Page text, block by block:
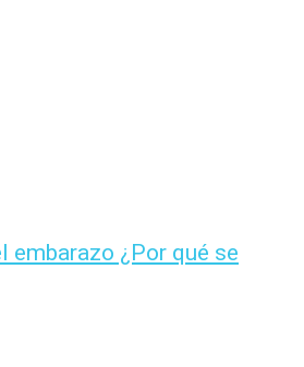
embarazo ¿Por qué se